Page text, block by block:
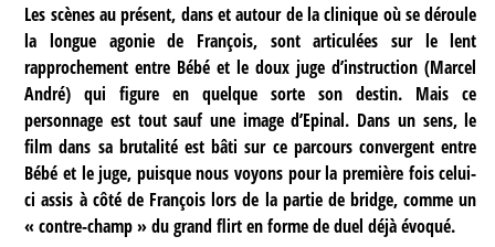
Les scènes au présent, dans et autour de la clinique où se déroule
la longue agonie de François, sont articulées sur le lent
rapprochement entre Bébé et le doux juge d’instruction (Marcel
André) qui figure en quelque sorte son destin. Mais ce
personnage est tout sauf une image d’Epinal. Dans un sens, le
film dans sa brutalité est bâti sur ce parcours convergent entre
Bébé et le juge, puisque nous voyons pour la première fois celui-
ci assis à côté de François lors de la partie de bridge, comme un
« contre-champ » du grand flirt en forme de duel déjà évoqué.